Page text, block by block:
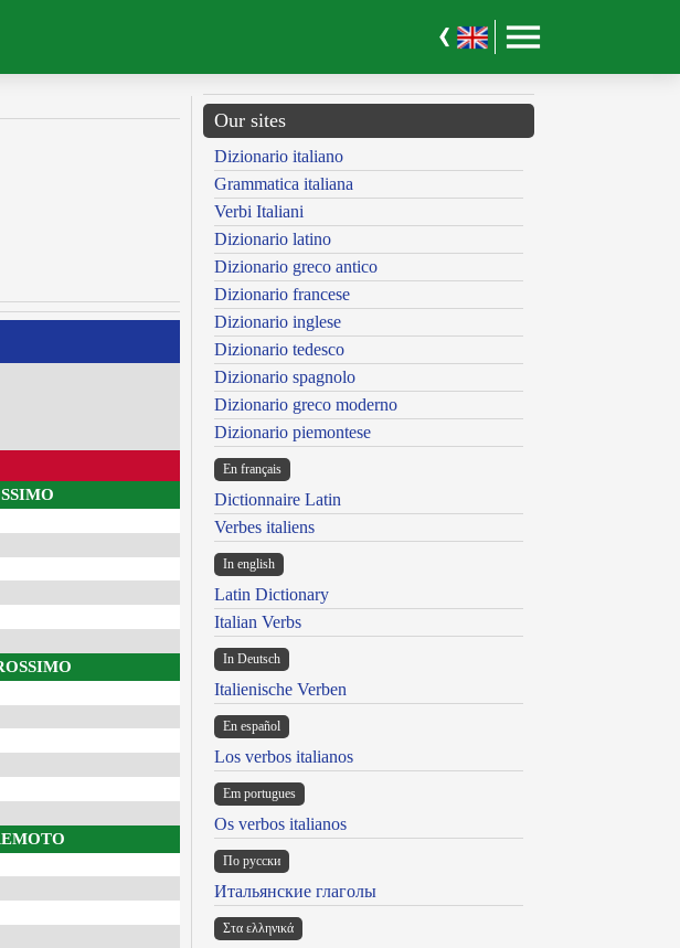
Our sites
Dizionario italiano
Grammatica italiana
Verbi Italiani
Dizionario latino
Dizionario greco antico
Dizionario francese
Dizionario inglese
Dizionario tedesco
Dizionario spagnolo
Dizionario greco moderno
Dizionario piemontese
En français
Dictionnaire Latin
Verbes italiens
In english
Latin Dictionary
Italian Verbs
In Deutsch
Italienische Verben
En español
Los verbos italianos
Em portugues
Os verbos italianos
По русски
Итальянские глаголы
Στα ελληνικά